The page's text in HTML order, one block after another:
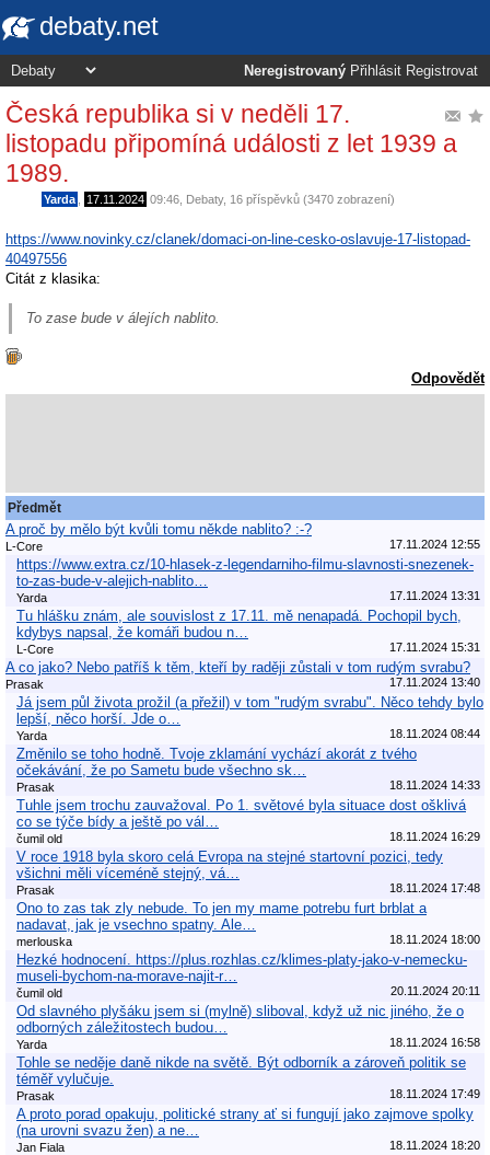
debaty.net
Neregistrovaný Přihlásit Registrovat
Česká republika si v neděli 17.
listopadu připomíná události z let 1939 a
1989.
Yarda 17.11.2024 09:46 Debaty, 16 příspěvků (3470 zobrazení)
https://www.novinky.cz/clanek/domaci-on-line-cesko-oslavuje-17-listopad-
40497556
Citát z klasika:
To zase bude v álejích nablito.
Odpovědět
Předmět
A proč by mělo být kvůli tomu někde nablito? :-?
L-Core 17.11.2024 12:55
https://www.extra.cz/10-hlasek-z-legendarniho-filmu-slavnosti-snezenek-
to-zas-bude-v-alejich-nablito…
Yarda 17.11.2024 13:31
Tu hlášku znám, ale souvislost z 17.11. mě nenapadá. Pochopil bych,
kdybys napsal, že komáři budou n…
L-Core 17.11.2024 15:31
A co jako? Nebo patříš k těm, kteří by raději zůstali v tom rudým svrabu?
Prasak 17.11.2024 13:40
Já jsem půl života prožil (a přežil) v tom "rudým svrabu". Něco tehdy bylo
lepší, něco horší. Jde o…
Yarda 18.11.2024 08:44
Změnilo se toho hodně. Tvoje zklamání vychází akorát z tvého
očekávání, že po Sametu bude všechno sk…
Prasak 18.11.2024 14:33
Tuhle jsem trochu zauvažoval. Po 1. světové byla situace dost ošklivá
co se týče bídy a ještě po vál…
čumil old 18.11.2024 16:29
V roce 1918 byla skoro celá Evropa na stejné startovní pozici, tedy
všichni měli víceméně stejný, vá…
Prasak 18.11.2024 17:48
Ono to zas tak zly nebude. To jen my mame potrebu furt brblat a
nadavat, jak je vsechno spatny. Ale…
merlouska 18.11.2024 18:00
Hezké hodnocení. https://plus.rozhlas.cz/klimes-platy-jako-v-nemecku-
museli-bychom-na-morave-najit-r…
čumil old 20.11.2024 20:11
Od slavného plyšáku jsem si (mylně) sliboval, když už nic jiného, že o
odborných záležitostech budou…
Yarda 18.11.2024 16:58
Tohle se neděje daně nikde na světě. Být odborník a zároveň politik se
téměř vylučuje.
Prasak 18.11.2024 17:49
A proto porad opakuju, politické strany ať si fungují jako zajmove spolky
(na urovni svazu žen) a ne…
Jan Fiala 18.11.2024 18:20